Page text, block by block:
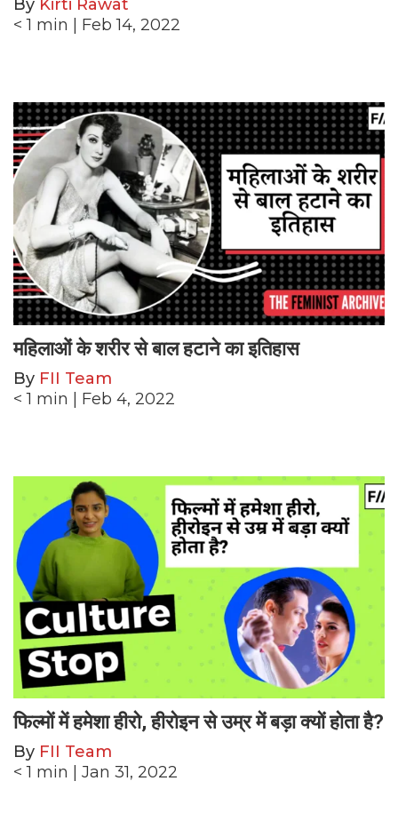
By Kirti Rawat
< 1 min | Feb 14, 2022
महिलाओं के शरीर से बाल हटाने का इतिहास
By FII Team
< 1 min | Feb 4, 2022
फिल्मों में हमेशा हीरो, हीरोइन से उम्र में बड़ा क्यों होता है?
By FII Team
< 1 min | Jan 31, 2022